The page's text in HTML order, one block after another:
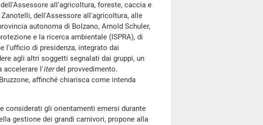
all'agricoltura, foreste, caccia e
dell'Assessore all'agricoltura, alle
autonoma di Bolzano, Arnold Schuler,
e la ricerca ambientale (ISPRA), di
l'ufficio di presidenza, integrato dai
agli altri soggetti segnalati dai gruppi, un
accelerare l'iterdel provvedimento.
affinché chiarisca come intenda
considerati gli orientamenti emersi durante
gestione dei grandi carnivori, propone alla